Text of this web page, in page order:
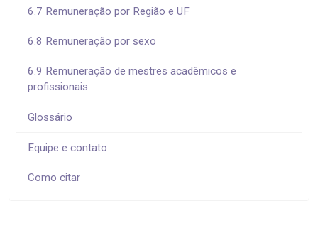
6.7 Remuneração por Região e UF
6.8 Remuneração por sexo
6.9 Remuneração de mestres acadêmicos e
profissionais
Glossário
Equipe e contato
Como citar